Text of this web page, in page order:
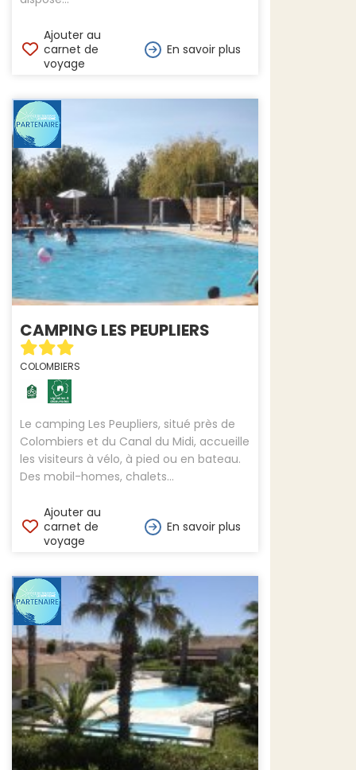
Ajouter au
carnet de
voyage
En savoir plus
CAMPING LES PEUPLIERS
COLOMBIERS
Le camping Les Peupliers, situé près de
Colombiers et du Canal du Midi, accueille
les visiteurs à vélo, à pied ou en bateau.
Des mobil-homes, chalets...
Ajouter au
carnet de
voyage
En savoir plus